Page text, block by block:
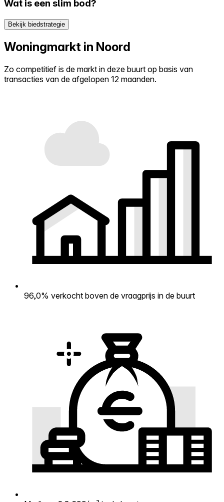
Wat is een slim bod?
Bekijk biedstrategie
Woningmarkt in Noord
Zo competitief is de markt in deze buurt op basis van
transacties van de afgelopen 12 maanden.
96,0% verkocht boven de vraagprijs in de buurt